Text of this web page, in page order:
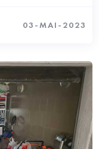
03-MAI-2023